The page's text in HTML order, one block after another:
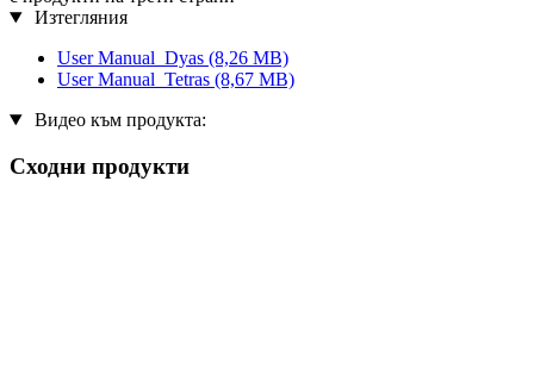
Изтегляния
User Manual_Dyas (8,26 MB)
User Manual_Tetras (8,67 MB)
Видео към продукта:
Сходни продукти